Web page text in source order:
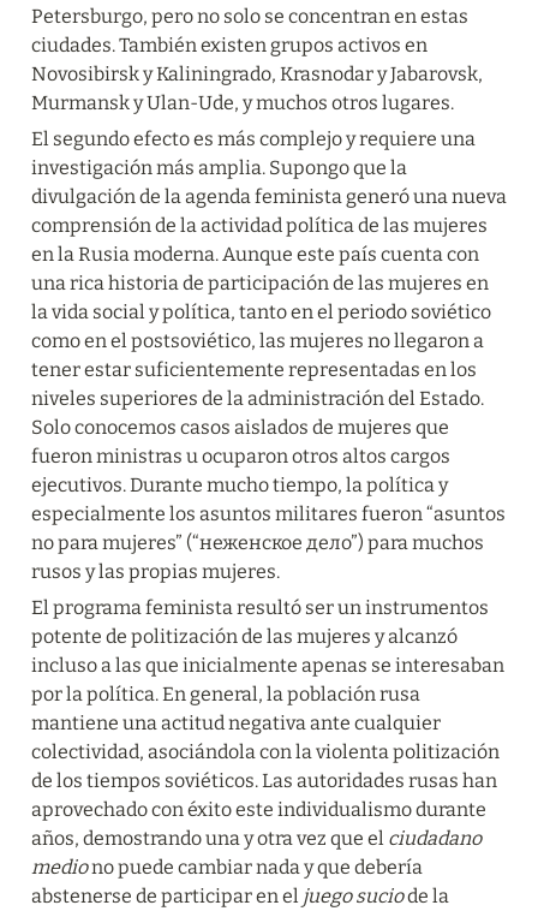
Petersburgo, pero no solo se concentran en estas
ciudades. También existen grupos activos en
Novosibirsk y Kaliningrado, Krasnodar y Jabarovsk,
Murmansk y Ulan-Ude, y muchos otros lugares.
El segundo efecto es más complejo y requiere una
investigación más amplia. Supongo que la
divulgación de la agenda feminista generó una nueva
comprensión de la actividad política de las mujeres
en la Rusia moderna. Aunque este país cuenta con
una rica historia de participación de las mujeres en
la vida social y política, tanto en el periodo soviético
como en el postsoviético, las mujeres no llegaron a
tener estar suficientemente representadas en los
niveles superiores de la administración del Estado.
Solo conocemos casos aislados de mujeres que
fueron ministras u ocuparon otros altos cargos
ejecutivos. Durante mucho tiempo, la política y
especialmente los asuntos militares fueron “asuntos
no para mujeres” (“неженское дело”) para muchos
rusos y las propias mujeres.
El programa feminista resultó ser un instrumentos
potente de politización de las mujeres y alcanzó
incluso a las que inicialmente apenas se interesaban
por la política. En general, la población rusa
mantiene una actitud negativa ante cualquier
colectividad, asociándola con la violenta politización
de los tiempos soviéticos. Las autoridades rusas han
aprovechado con éxito este individualismo durante
años, demostrando una y otra vez que el ciudadano
medio no puede cambiar nada y que debería
abstenerse de participar en el juego sucio de la